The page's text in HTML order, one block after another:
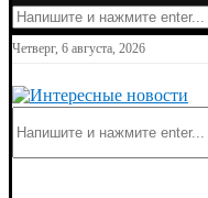
Четверг, 6 августа, 2026